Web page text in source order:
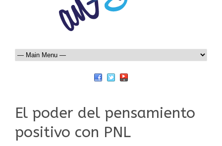
El poder del pensamiento
positivo con PNL